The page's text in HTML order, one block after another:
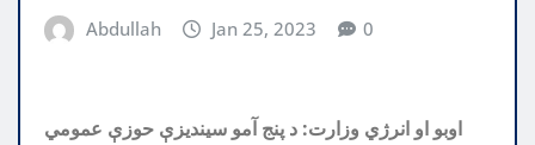
Abdullah Jan 25, 2023 0
اوبو او انرژي وزارت: د پنج آمو سیندیزې حوزې عمومي